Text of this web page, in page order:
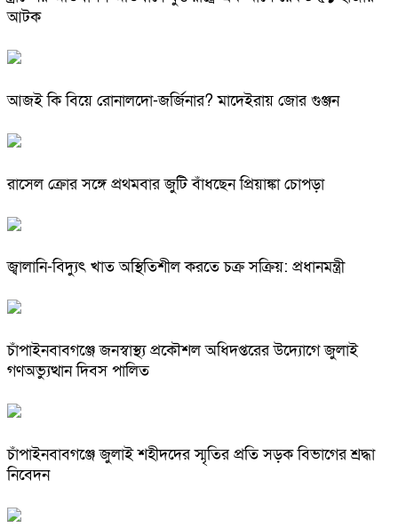
আটক
আজই কি বিয়ে রোনালদো-জর্জিনার? মাদেইরায় জোর গুঞ্জন
রাসেল ক্রোর সঙ্গে প্রথমবার জুটি বাঁধছেন প্রিয়াঙ্কা চোপড়া
জ্বালানি-বিদ্যুৎ খাত অস্থিতিশীল করতে চক্র সক্রিয়: প্রধানমন্ত্রী
চাঁপাইনবাবগঞ্জে জনস্বাস্থ্য প্রকৌশল অধিদপ্তরের উদ্যোগে জুলাই
গণঅভ্যুত্থান দিবস পালিত
চাঁপাইনবাবগঞ্জে জুলাই শহীদদের স্মৃতির প্রতি সড়ক বিভাগের শ্রদ্ধা
নিবেদন